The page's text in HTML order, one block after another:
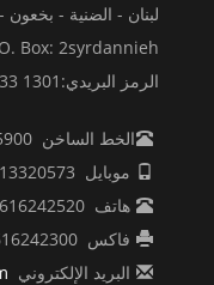
لبنان - الضنية - بخعون
Box: 2syrdannieh
الرمز البريدي:1301 0533
الخط الساخن 96171945900+
موبايل 9613320573+
هاتف 9616242520+
فاكس 9616242300+
البريد الإلكتروني